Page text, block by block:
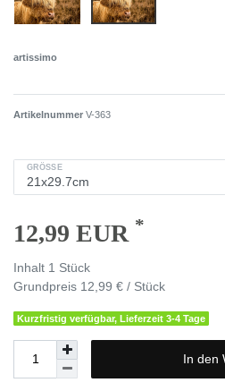
artissimo
Artikelnummer V-363
GRÖSSE
12,99 EUR *
Inhalt 1 Stück
Grundpreis 12,99 € / Stück
Kurzfristig verfügbar, Lieferzeit 3-4 Tage
In den